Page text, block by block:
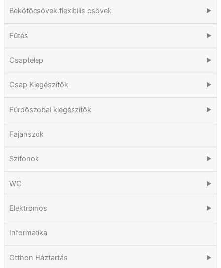
Bekötőcsövek.flexibilis csövek ▶
Fűtés ▶
Csaptelep ▶
Csap Kiegészítők ▶
Fürdőszobai kiegészítők ▶
Fajanszok
Szifonok ▶
WC ▶
Elektromos ▶
Informatika
Otthon Háztartás ▶